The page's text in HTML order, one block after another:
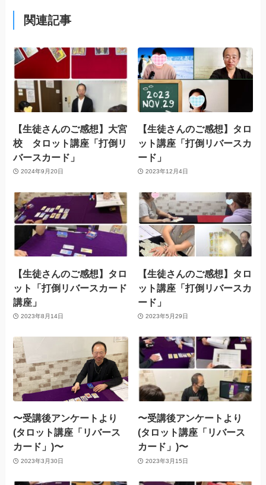
関連記事
【生徒さんのご感想】大宮
校 タロット講座「打倒リ
バースカード」
2024年9月20日
【生徒さんのご感想】タロ
ット講座「打倒リバースカ
ード」
2023年12月4日
【生徒さんのご感想】タロ
ット「打倒リバースカード
講座」
2023年8月14日
【生徒さんのご感想】タロ
ット講座「打倒リバースカ
ード」
2023年5月29日
〜受講後アンケートより
(タロット講座「リバース
カード」)〜
2023年3月30日
〜受講後アンケートより
(タロット講座「リバース
カード」)〜
2023年3月15日